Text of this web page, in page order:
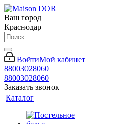
Ваш город
Краснодар
ВойтиМой кабинет
88003028060
88003028060
Заказать звонок
Каталог